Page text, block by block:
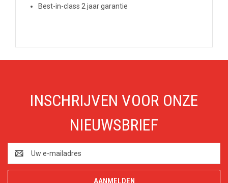
Best-in-class 2 jaar garantie
INSCHRIJVEN VOOR ONZE
NIEUWSBRIEF
mailadres